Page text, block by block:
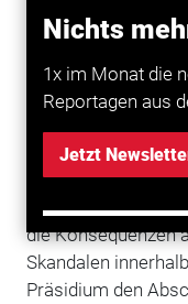
Nichts
1x im Monat die
Reportagen aus
Jetzt
Noch am Freitag
seinen Rücktritt
verlauten: "Für
hauptamtlichen
Geschäfte obliegt,
verantwortlich
sofortiger Wirkung
die Konsequenzen
Skandalen
Präsidium den